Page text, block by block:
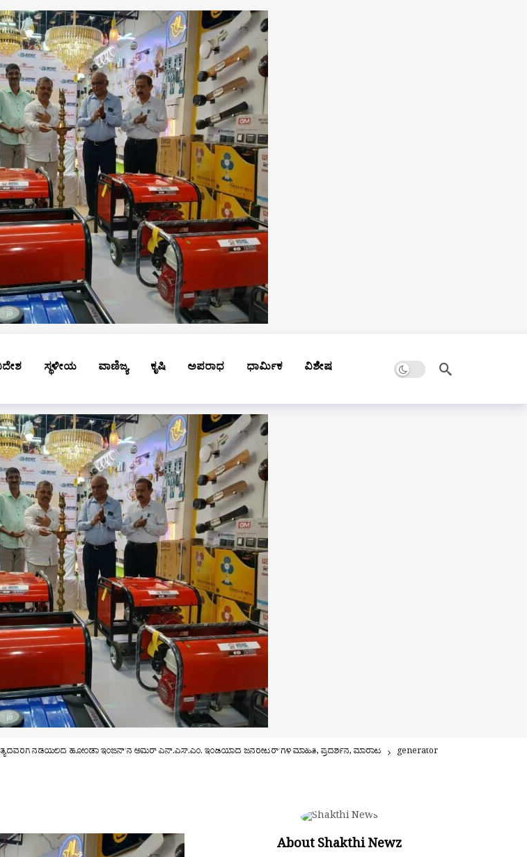
ಸ್ಥಳೀಯ ವಾಣಿಜ್ಯ ಕೃಷಿ ಅಪರಾಧ ಧಾರ್ಮಿಕ ವಿಶೇಷ Dark mode
ನಡೆಯಲಿದೆ ಹೋಂಡಾ ಇಂಜಿನ್’ನ ಅಮೆರ್ ಎನ್.ಎಸ್.ಎಂ. ಇಂಡಿಯಾದ ಜನರೇಟರ್’ಗಳ ಮಾಹಿತಿ, ಪ್ರದರ್ಶನ, ಮಾರಾಟ generator
About Shakthi Newz